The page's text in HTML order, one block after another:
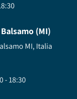
(MI)
MI, Italia
- 18:30